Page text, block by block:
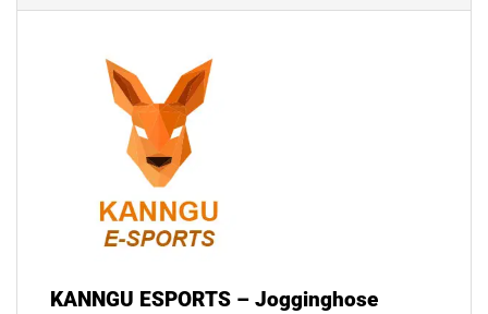
KANNGU ESPORTS – Jogginghose